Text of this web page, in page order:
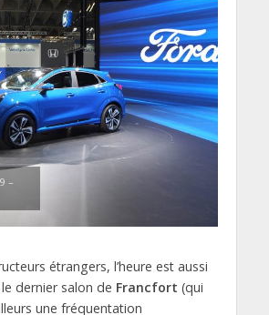
–
étrangers, l’heure est aussi
dernier salon de Francfort (qui
une fréquentation